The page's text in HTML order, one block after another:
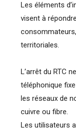
Les éléments
visent à
territoriales.
L’arrêt du RTC
téléphonique
les réseaux de
cuivre ou fibre.
Les utilisateurs